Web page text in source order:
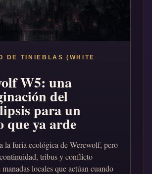
DE TINIEBLAS (WHITE
W5: una
del
para un
que ya arde
la furia ecológica de Werewolf, pero
tribus y conflicto
locales que actúan cuando